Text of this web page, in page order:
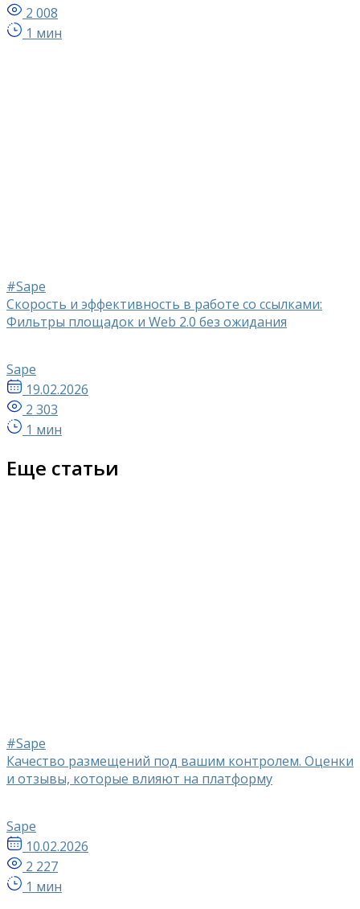
2 008
1 мин
#Sape
Скорость и эффективность в работе со ссылками:
Фильтры площадок и Web 2.0 без ожидания
Sape
19.02.2026
2 303
1 мин
Еще статьи
#Sape
Качество размещений под вашим контролем. Оценки
и отзывы, которые влияют на платформу
Sape
10.02.2026
2 227
1 мин